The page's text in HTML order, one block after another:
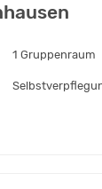
1 Gruppenraum